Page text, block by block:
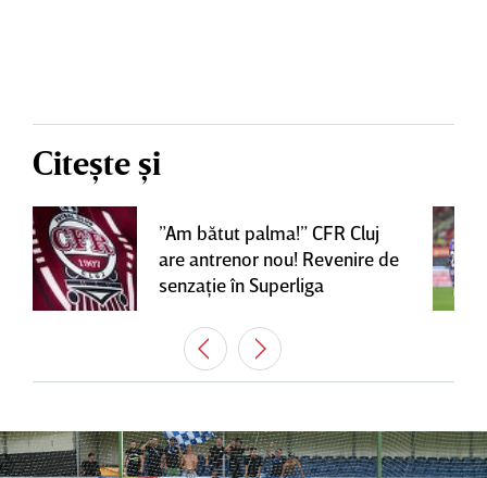
Citește și
”Am bătut palma!” CFR Cluj
are antrenor nou! Revenire de
senzaţie în Superliga